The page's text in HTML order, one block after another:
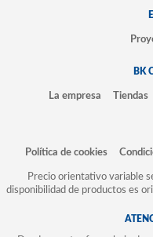
BK
La empresa Tiendas
Política de cookies
Precio orientativo variable
disponibilidad de productos es